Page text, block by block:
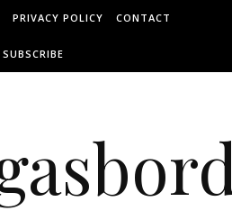
PRIVACY POLICY CONTACT
SUBSCRIBE